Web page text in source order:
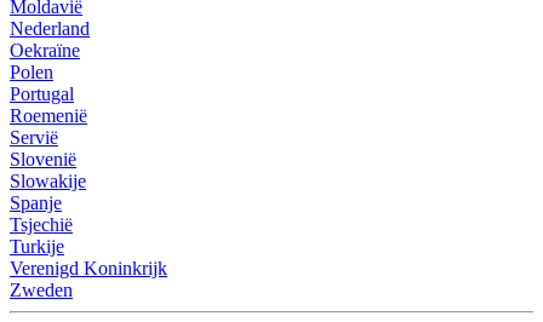
Moldavië
Nederland
Oekraïne
Polen
Portugal
Roemenië
Servië
Slovenië
Slowakije
Spanje
Tsjechië
Turkije
Verenigd Koninkrijk
Zweden